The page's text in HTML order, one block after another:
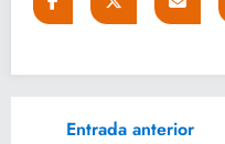
Entrada anterior